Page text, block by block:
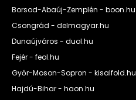
Borsod-Abaúj-Zemplén - boon.hu
Csongrád - delmagyar.hu
Dunaújváros - duol.hu
Fejér - feol.hu
Győr-Moson-Sopron - kisalfold.hu
Hajdú-Bihar - haon.hu